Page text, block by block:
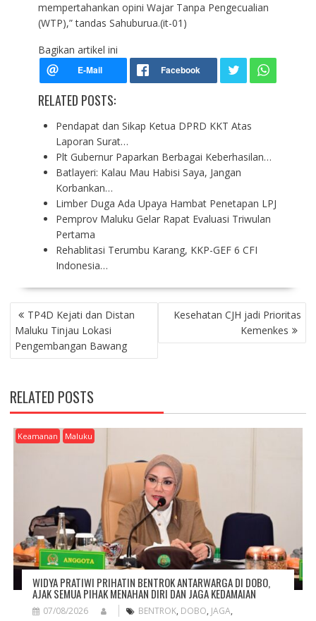
mempertahankan opini Wajar Tanpa Pengecualian
(WTP),” tandas Sahuburua.(it-01)
Bagikan artikel ini
RELATED POSTS:
Pendapat dan Sikap Ketua DPRD KKT Atas
Laporan Surat…
Plt Gubernur Paparkan Berbagai Keberhasilan…
Batlayeri: Kalau Mau Habisi Saya, Jangan
Korbankan…
Limber Duga Ada Upaya Hambat Penetapan LPJ
Pemprov Maluku Gelar Rapat Evaluasi Triwulan
Pertama
Rehablitasi Terumbu Karang, KKP-GEF 6 CFI
Indonesia…
P
O
S
T
A
V
I
G
A
TP4D Kejati dan Distan
Maluku Tinjau Lokasi
Pengembangan Bawang
Kesehatan CJH jadi Prioritas
Kemenkes
RELATED POSTS
Keamanan Maluku
WIDYA PRATIWI PRIHATIN BENTROK ANTARWARGA DI DOBO,
AJAK SEMUA PIHAK MENAHAN DIRI DAN JAGA KEDAMAIAN
07/08/2026 BENTROK, DOBO, JAGA,